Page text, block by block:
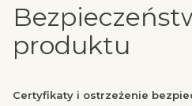
produktu
Certyfikaty i ostrzeżenie